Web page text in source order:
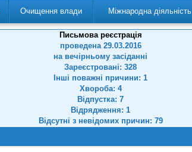
Очищення влади Міжнародна діяльність
Письмова реєстрація
проведена 29.03.2016
на вечірньому засіданні
Зареєстровані: 328
Інші поважні причини: 1
Хвороба: 4
Відпустка: 7
Відрядження: 1
Відсутні з невідомих причин: 79